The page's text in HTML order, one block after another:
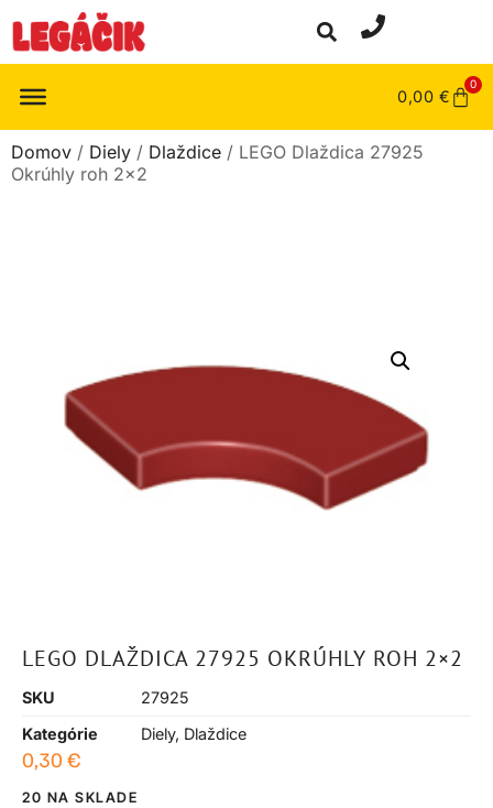
0,00 €
0
Domov / Diely / Dlaždice / LEGO Dlaždica 27925
Okrúhly roh 2×2
LEGO DLAŽDICA 27925 OKRÚHLY ROH 2×2
SKU
27925
Kategórie
Diely, Dlaždice
0,30 €
20 NA SKLADE